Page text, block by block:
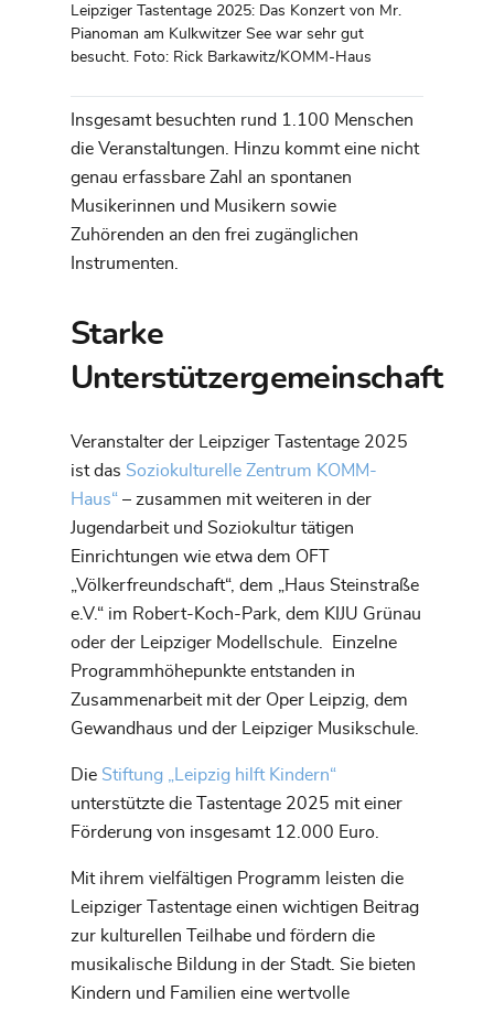
Leipziger Tastentage 2025: Das Konzert von Mr.
Pianoman am Kulkwitzer See war sehr gut
besucht. Foto: Rick Barkawitz/KOMM-Haus
Insgesamt besuchten rund 1.100 Menschen
die Veranstaltungen. Hinzu kommt eine nicht
genau erfassbare Zahl an spontanen
Musikerinnen und Musikern sowie
Zuhörenden an den frei zugänglichen
Instrumenten.
Starke
Unterstützergemeinschaft
Veranstalter der Leipziger Tastentage 2025
ist das Soziokulturelle Zentrum KOMM-
Haus“ – zusammen mit weiteren in der
Jugendarbeit und Soziokultur tätigen
Einrichtungen wie etwa dem OFT
„Völkerfreundschaft“, dem „Haus Steinstraße
e.V.“ im Robert-Koch-Park, dem KIJU Grünau
oder der Leipziger Modellschule. Einzelne
Programmhöhepunkte entstanden in
Zusammenarbeit mit der Oper Leipzig, dem
Gewandhaus und der Leipziger Musikschule.
Die Stiftung „Leipzig hilft Kindern“
unterstützte die Tastentage 2025 mit einer
Förderung von insgesamt 12.000 Euro.
Mit ihrem vielfältigen Programm leisten die
Leipziger Tastentage einen wichtigen Beitrag
zur kulturellen Teilhabe und fördern die
musikalische Bildung in der Stadt. Sie bieten
Kindern und Familien eine wertvolle